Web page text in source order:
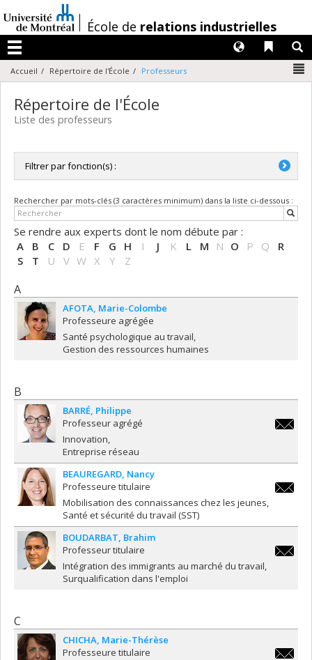
au
contenu
/École de relations industrielles
Menu
Liens
Langues
Accueil Répertoire de l'École Professeurs
Répertoire de l'École
Liste des professeurs
Filtrer par fonction(s) :
Directrice / Directeur
Professeure adjointe / Professeur adjoint
Professeure agrégée / Professeur agrégé
Professeure titulaire / Professeur titulaire
Rechercher par mots-clés (3 caractères minimum) dans la liste ci-dessous :
Se rendre aux experts dont le nom débute par :
A
B C D E F G H I J K L M N O P Q
R
S
T U V W X Y Z
A
AFOTA Marie-Colombe
Professeure agrégée
Santé psychologique au travail
Gestion des ressources humaines
B
BARRÉ Philippe
Professeur agrégé
Innovation
Entreprise réseau
BEAUREGARD Nancy
Professeure titulaire
Mobilisation des connaissances chez les jeunes
Santé et sécurité du travail (SST)
BOUDARBAT Brahim
Professeur titulaire
Intégration des immigrants au marché du travail
Surqualification dans l'emploi
C
CHICHA Marie-Thérèse
Professeure titulaire